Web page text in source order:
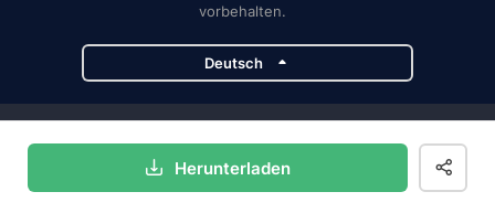
Herunterladen
vorbehalten.
Deutsch
Magnific Flaticon